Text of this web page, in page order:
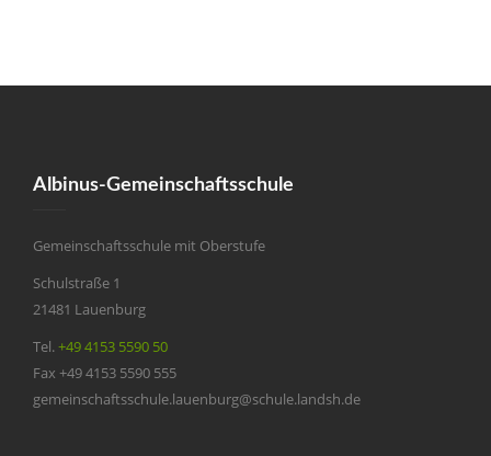
Albinus-Gemeinschaftsschule
Gemeinschaftsschule mit Oberstufe
Schulstraße 1
21481 Lauenburg
Tel.+49 4153 5590 50
Fax +49 4153 5590 555
gemeinschaftsschule.lauenburg@schule.landsh.de